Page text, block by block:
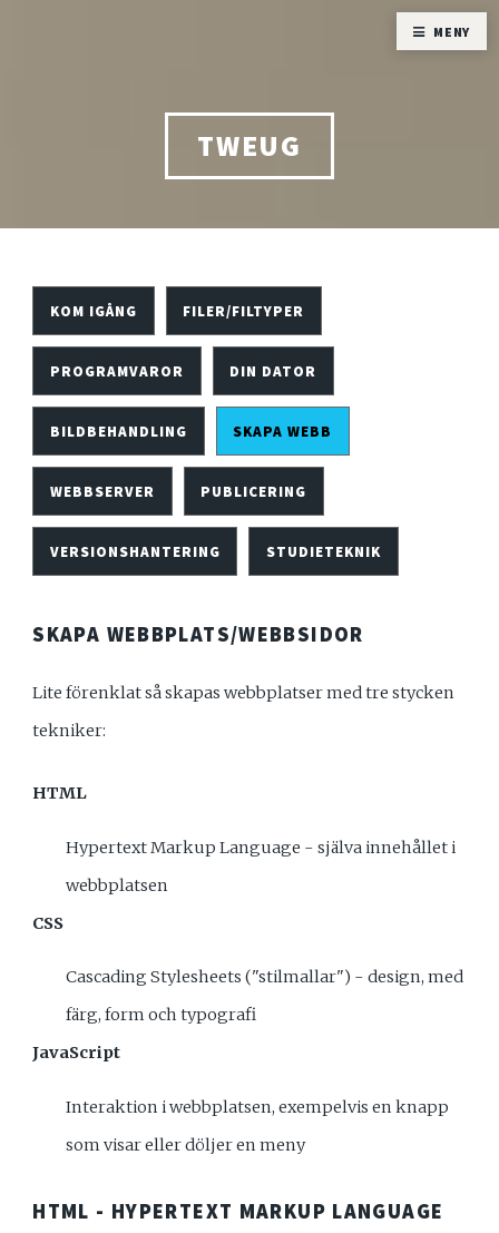
TWEUG
KOM IGÅNG FILER/FILTYPER
PROGRAMVAROR DIN DATOR
BILDBEHANDLING SKAPA WEBB
WEBBSERVER PUBLICERING
VERSIONSHANTERING STUDIETEKNIK
SKAPA WEBBPLATS/WEBBSIDOR
Lite förenklat så skapas webbplatser med tre stycken
tekniker:
HTML
Hypertext Markup Language - själva innehållet i
webbplatsen
CSS
Cascading Stylesheets ("stilmallar") - design, med
färg, form och typografi
JavaScript
Interaktion i webbplatsen, exempelvis en knapp
som visar eller döljer en meny
HTML - HYPERTEXT MARKUP LANGUAGE
MENY